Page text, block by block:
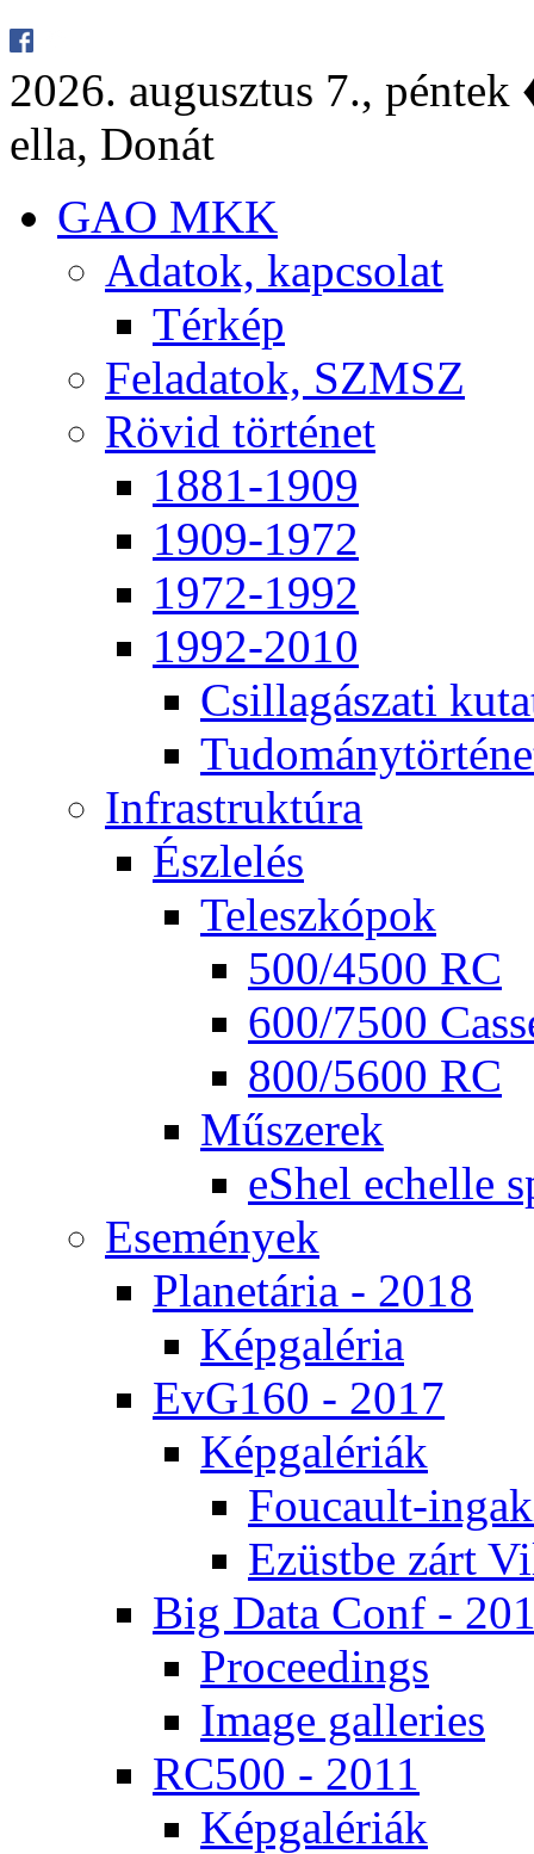
2026. au­gusz­tus 7.,
el­la, Do­nát
GAO MKK
Ada­tok, kap­cso­lat
Tér­kép
Fel­ada­tok, SZMSZ
Rö­vid tör­té­net
1881-1909
1909-1972
1972-1992
1992-2010
Csil­la­gá­sza­ti
Inf­ra­struk­tú­ra
Ész­le­lés
Te­lesz­kó­pok
500/4500 RC
600/7500
800/5600 RC
Mű­sze­rek
eS­hel echel­le
Ese­mé­nyek
Pla­ne­tá­ria - 2018
Kép­ga­lé­ria
EvG160 - 2017
Kép­ga­lé­ri­ák
Fo­u­ca­ult-
Ezüst­be zárt
Big Da­ta Conf -
Pro­ce­e­dings
Image gal­le­ri­es
RC500 - 2011
Kép­ga­lé­ri­ák